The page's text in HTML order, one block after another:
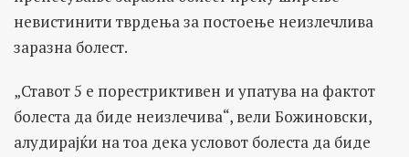
невистинити тврдења за постоење неизлечлива
заразна болест.
„Ставот 5 е порестриктивен и упатува на фактот
болеста да биде неизлечива“, вели Божиновски,
алудирајќи на тоа дека условот болеста да биде